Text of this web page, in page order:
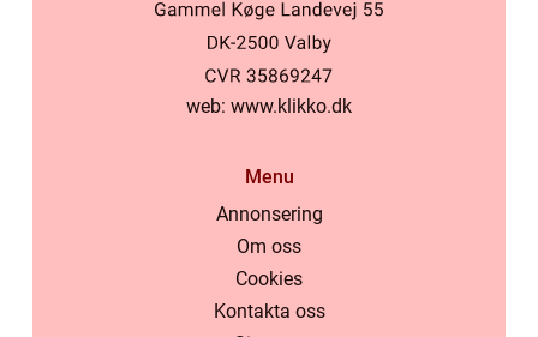
web: www.klikko.dk
Menu
Annonsering
Om oss
Cookies
Kontakta oss